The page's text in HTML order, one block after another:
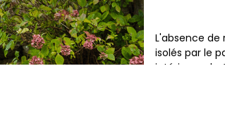
L'absence
isolés par le
intérieurs, de